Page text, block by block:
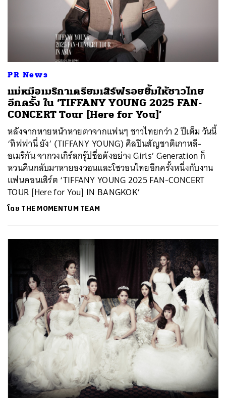
PR News
แม่หมีอเมริกาเตรียมเสิร์ฟรอยยิ้มให้ชาวไทย
อีกครั้ง ใน ‘TIFFANY YOUNG 2025 FAN-
CONCERT Tour [Here for You]’
หลังจากหายหน้าหายตาจากแฟนๆ ชาวไทยกว่า 2 ปีเต็ม วันนี้
‘ทิฟฟานี่ ยัง’ (TIFFANY YOUNG) ศิลปินสัญชาติเกาหลี-
อเมริกัน จากวงเกิร์ลกรุ๊ปชื่อดังอย่าง Girls’ Generation ก็
หวนคืนกลับมาหายองวอนและโซวอนไทยอีกครั้งหนึ่งกับงาน
แฟนคอนเสิร์ต ‘TIFFANY YOUNG 2025 FAN-CONCERT
TOUR [Here for You] IN BANGKOK’
โดย THE MOMENTUM TEAM
SHARE TWEET LINE EMAIL